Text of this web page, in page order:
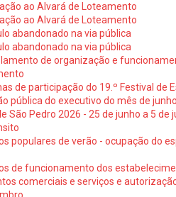
ao Alvará de Loteamento
ao Alvará de Loteamento
abandonado na via pública
abandonado na via pública
de organização e
de participação do 19.º Festival de
pública do executivo do mês de
São Pedro 2026 - 25 de junho a 5
populares de verão - ocupação do
de funcionamento dos
comerciais e serviços e